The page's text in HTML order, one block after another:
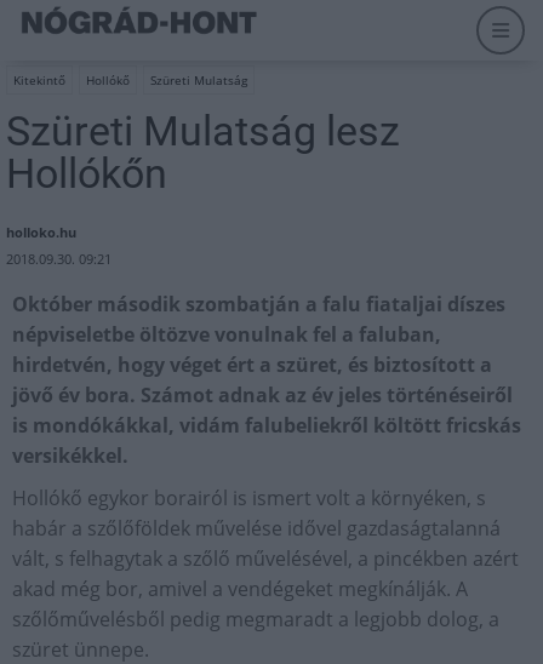
Kitekintő Hollókő Szüreti Mulatság
Szüreti Mulatság lesz
Hollókőn
holloko.hu
2018.09.30. 09:21
Október második szombatján a falu fiataljai díszes
népviseletbe öltözve vonulnak fel a faluban,
hirdetvén, hogy véget ért a szüret, és biztosított a
jövő év bora. Számot adnak az év jeles történéseiről
is mondókákkal, vidám falubeliekről költött fricskás
versikékkel.
Hollókő egykor borairól is ismert volt a környéken, s
habár a szőlőföldek művelése idővel gazdaságtalanná
vált, s felhagytak a szőlő művelésével, a pincékben azért
akad még bor, amivel a vendégeket megkínálják. A
szőlőművelésből pedig megmaradt a legjobb dolog, a
szüret ünnepe.